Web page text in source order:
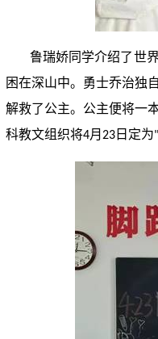
鲁瑞娇同学介绍了世
困在深山中。勇士乔治独
解救了公主。公主便将一
科教文组织将4月 23 日定为"